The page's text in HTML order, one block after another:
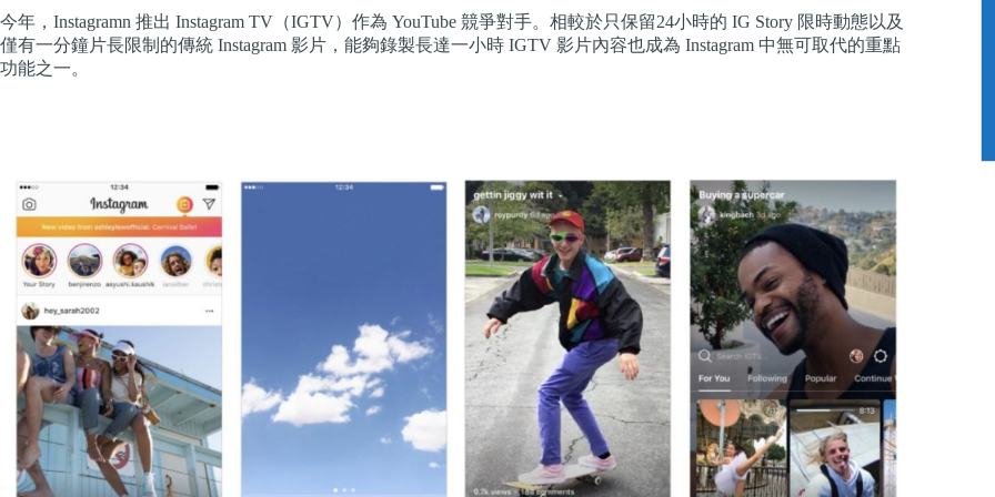
今年，Instagramn 推出 Instagram TV（IGTV）作為 YouTube 競爭對手。相較於只保留24小時的 IG Story 限時動態以及
僅有一分鐘片長限制的傳統 Instagram 影片，能夠錄製長達一小時 IGTV 影片內容也成為 Instagram 中無可取代的重點
功能之一。